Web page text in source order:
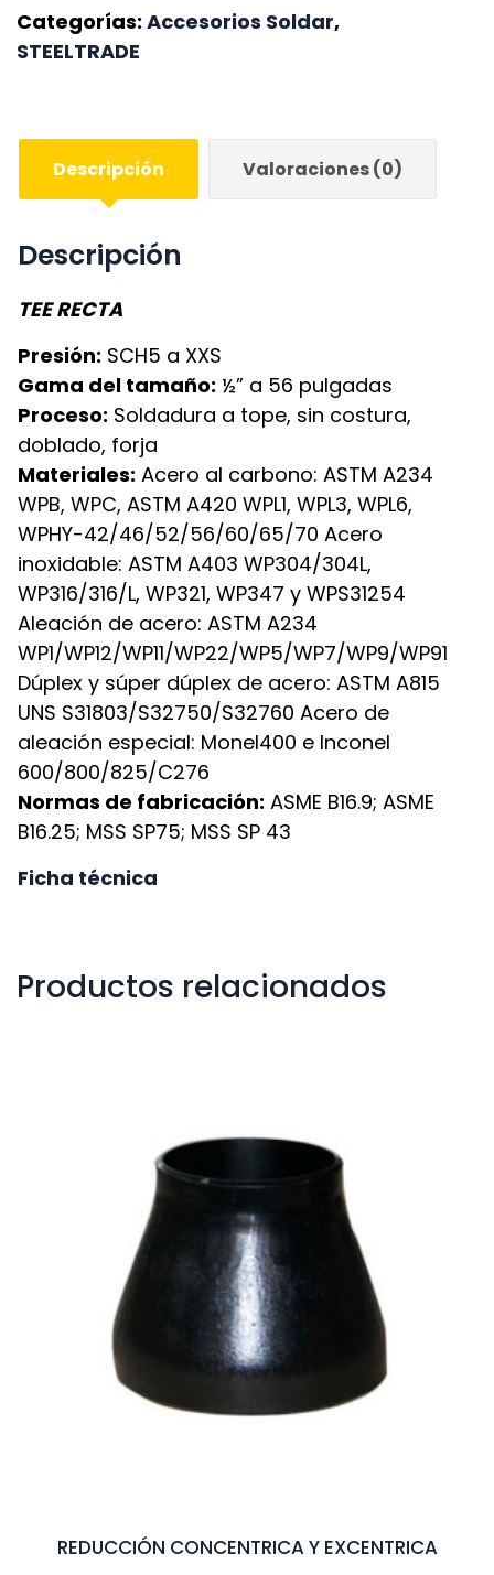
Categorías: Accesorios Soldar,
STEELTRADE
Descripción Valoraciones (0)
Descripción
TEE RECTA
Presión: SCH5 a XXS
Gama del tamaño: ½” a 56 pulgadas
Proceso: Soldadura a tope, sin costura,
doblado, forja
Materiales: Acero al carbono: ASTM A234
WPB, WPC, ASTM A420 WPL1, WPL3, WPL6,
WPHY-42/46/52/56/60/65/70 Acero
inoxidable: ASTM A403 WP304/304L,
WP316/316/L, WP321, WP347 y WPS31254
Aleación de acero: ASTM A234
WP1/WP12/WP11/WP22/WP5/WP7/WP9/WP91
Dúplex y súper dúplex de acero: ASTM A815
UNS S31803/S32750/S32760 Acero de
aleación especial: Monel400 e Inconel
600/800/825/C276
Normas de fabricación: ASME B16.9; ASME
B16.25; MSS SP75; MSS SP 43
Ficha técnica
Productos relacionados
REDUCCIÓN CONCENTRICA Y EXCENTRICA